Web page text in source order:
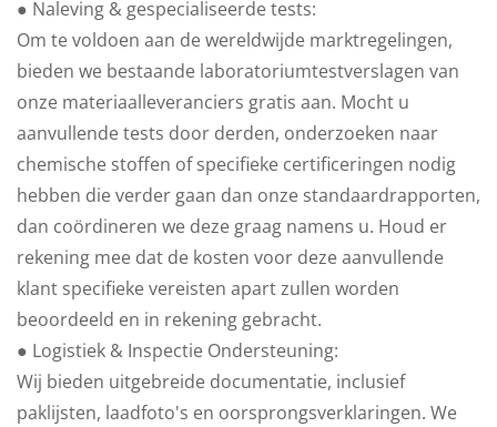
● Naleving & gespecialiseerde tests:
Om te voldoen aan de wereldwijde marktregelingen,
bieden we bestaande laboratoriumtestverslagen van
onze materiaalleveranciers gratis aan. Mocht u
aanvullende tests door derden, onderzoeken naar
chemische stoffen of specifieke certificeringen nodig
hebben die verder gaan dan onze standaardrapporten,
dan coördineren we deze graag namens u. Houd er
rekening mee dat de kosten voor deze aanvullende
klant specifieke vereisten apart zullen worden
beoordeeld en in rekening gebracht.
● Logistiek & Inspectie Ondersteuning:
Wij bieden uitgebreide documentatie, inclusief
paklijsten, laadfoto's en oorsprongsverklaringen. We